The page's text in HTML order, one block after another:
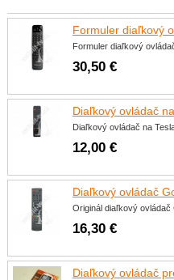
Formuler diaľkový
Formuler diaľkový
30,50 €
Diaľkový ovládač
Diaľkový ovládač na
12,00 €
Diaľkový ovládač
Originál diaľkový ovládač
16,30 €
Diaľkový ovládač